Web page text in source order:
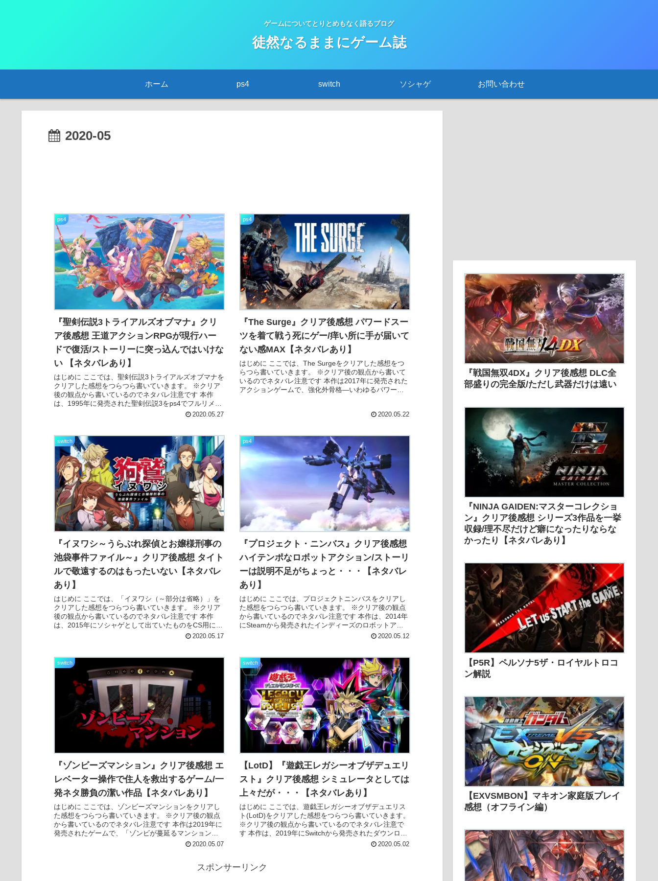
ゲームについてとりとめもなく語るブログ
徒然なるままにゲーム誌
ホーム ps4 switch ソシャゲ お問い合わせ
2020-05
ps4
『聖剣伝説3トライアルズオブマナ』クリ
ア後感想 王道アクションRPGが現行ハー
ドで復活/ストーリーに突っ込んではいけな
い 【ネタバレあり】
はじめに ここでは、聖剣伝説3トライアルズオブマナを
クリアした感想をつらつら書いていきます。 ※クリア
後の観点から書いているのでネタバレ注意です 本作
は、1995年に発売された聖剣伝説3をps4でフルリメイ
2020.05.27
ps4
『The Surge』クリア後感想 パワードスー
ツを着て戦う死にゲー/痒い所に手が届いて
ない感MAX【ネタバレあり】
はじめに ここでは、The Surgeをクリアした感想をつ
らつら書いていきます。 ※クリア後の観点から書いて
いるのでネタバレ注意です 本作は2017年に発売された
アクションゲームで、強化外骨格―いわゆるパワード
2020.05.22
switch
『イヌワシ～うらぶれ探偵とお嬢様刑事の
池袋事件ファイル～』クリア後感想 タイト
ルで敬遠するのはもったいない【ネタバレ
あり】
はじめに ここでは、「イヌワシ（～部分は省略）」を
クリアした感想をつらつら書いていきます。 ※クリア
後の観点から書いているのでネタバレ注意です 本作
は、2015年にソシャゲとして出ていたものをCS用に最
適化し移植したアドベンチャーゲームです... 2020.05.17
ps4
『プロジェクト・ニンバス』クリア後感想
ハイテンポなロボットアクション/ストーリ
ーは説明不足がちょっと・・・【ネタバレ
あり】
はじめに ここでは、プロジェクトニンバスをクリアし
た感想をつらつら書いていきます。 ※クリア後の観点
から書いているのでネタバレ注意です 本作は、2014年
にSteamから発売されたインディーズのロボットアク
2020.05.12
switch
『ゾンビーズマンション』クリア後感想 エ
レベーター操作で住人を救出するゲーム/一
発ネタ勝負の潔い作品【ネタバレあり】
はじめに ここでは、ゾンビーズマンションをクリアし
た感想をつらつら書いていきます。 ※クリア後の観点
から書いているのでネタバレ注意です 本作は2019年に
発売されたゲームで、「ゾンビが蔓延るマンションに
住む住人達をエレベーターに誘導して助け... 2020.05.07
switch
【LotD】『遊戯王レガシーオブザデュエリ
スト』クリア後感想 シミュレータとしては
上々だが・・・【ネタバレあり】
はじめに ここでは、遊戯王レガシーオブザデュエリス
ト(LotD)をクリアした感想をつらつら書いていきます。
※クリア後の観点から書いているのでネタバレ注意で
す 本作は、2019年にSwitchから発売されたダウンロー
2020.05.02
スポンサーリンク
『戦国無双4DX』クリア後感想 DLC全
部盛りの完全版/ただし武器だけは遠い
『NINJA GAIDEN:マスターコレクショ
ン』クリア後感想 シリーズ3作品を一挙
収録/理不尽だけど癖になったりならな
かったり【ネタバレあり】
【P5R】ペルソナ5ザ・ロイヤルトロコ
ン解説
【EXVSMBON】マキオン家庭版プレイ
感想（オフライン編）